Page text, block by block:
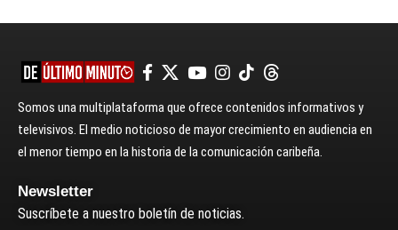
Somos una multiplataforma que ofrece contenidos informativos y
televisivos. El medio noticioso de mayor crecimiento en audiencia en
el menor tiempo en la historia de la comunicación caribeña.
Newsletter
Suscríbete a nuestro boletín de noticias.